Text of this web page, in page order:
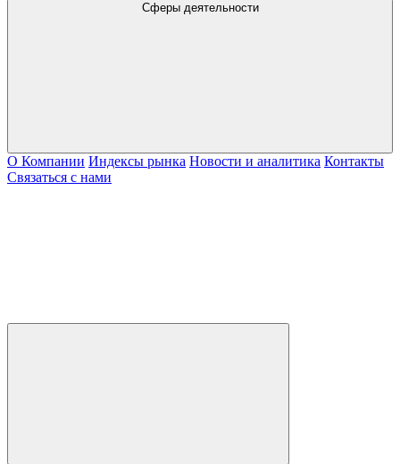
Сферы деятельности
О Компании Индексы рынка Новости и аналитика Контакты
Связаться с нами